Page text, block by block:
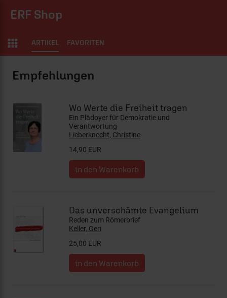
ERF Shop
ARTIKEL FAVORITEN
Wo Werte die Freiheit tragen
Ein Plädoyer für Demokratie und
Verantwortung
Lieberknecht, Christine
14,90 EUR
Das unverschämte Evangelium
Reden zum Römerbrief
Keller, Geri
25,00 EUR